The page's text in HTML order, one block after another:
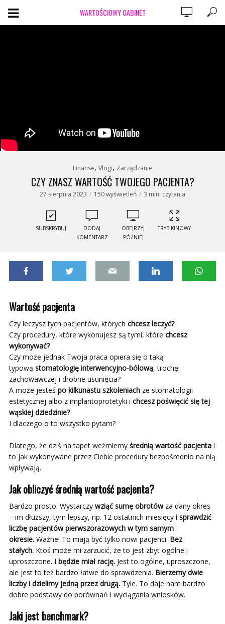
WARTOŚCIOWY GABINET
Finanse, Vlogi, Zarządzanie
CZY ZNASZ WARTOŚĆ TWOJEGO PACJENTA?
27 sierpnia 2023 150 wyświetleń 3 min. czytania
SUBSKRYBUJ
DODAJ
KOMENTARZ
OBEJRZYJ
PÓŹNIEJ
TRYB KINOWY
Wartość pacjenta
Czy leczysz tych pacjentów, których chcesz leczyć?
Czy procedury, które wykonujesz są tymi, które chcesz
wykonywać?
Czy może jednak Twoja praca opiera się o taką
typową stomatologię interwencyjno-bólową, trochę
zachowawczej i drobne usunięcia?
A może jesteś po kilkunastu szkoleniach ze stomatologii
estetycznej albo z implantoprotetyki i chcesz poświęcić się tej
wąskiej dziedzinie?
I dlaczego o to wszystko pytam?
Dlatego, że dziś na tapet weźmiemy średnią wartość pacjenta i
to jak wykonywane przez Ciebie procedury bezpośrednio na nią
wpływają.
Jak obliczyć średnią wartość pacjenta?
Bardzo prosto. Wystarczy wziąć sumę obrotówza dany okres
– im dłuższy, tym lepszy, np. 12 ostatnich miesięcy i sprawdzić
liczbę pacjentów pierwszorazowych w tym samym
okresie. Ważne! To mają być tylko nowi pacjenci. Bez
stałych. Ktoś może mi zarzucić, że to jest zbyt ogólne i
uproszczone. I będzie miał rację. Jest to ogólne, uproszczone,
ale jest to też bardzo łatwe do sprawdzenia. Bierzemy dwie
liczby i dzielimy jedną przez drugą. Tyle. To daje nam bardzo
dobre podstawy do porównań i wyciągania wniosków.
Jaki jest benchmark?